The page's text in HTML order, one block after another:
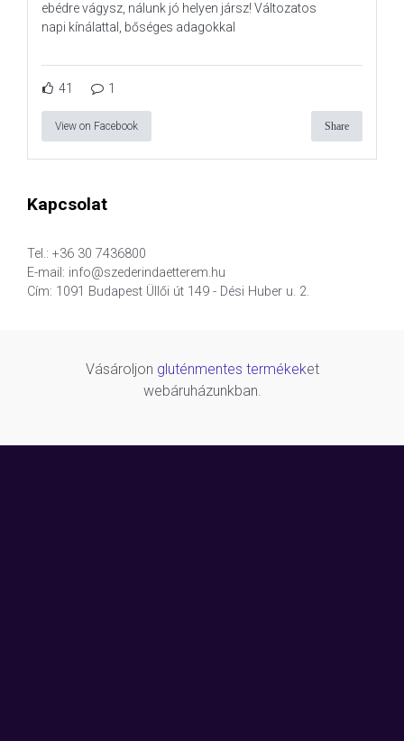
ebédre vágysz, nálunk jó helyen jársz! Változatos
napi kínálattal, bőséges adagokkal
41 1
View on Facebook Share
Kapcsolat
Tel.: +36 30 7436800
E-mail: info@szederindaetterem.hu
Cím: 1091 Budapest Üllői út 149 - Dési Huber u. 2.
Vásároljon gluténmentes termékeket
webáruházunkban.